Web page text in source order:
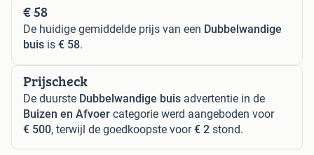
€ 58
De huidige gemiddelde prijs van een Dubbelwandige
buis is € 58.
Prijscheck
De duurste Dubbelwandige buis advertentie in de
Buizen en Afvoer categorie werd aangeboden voor
€ 500, terwijl de goedkoopste voor€ 2 stond.